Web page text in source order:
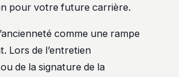
pour votre future carrière.
comme une rampe
Lors de l’entretien
de la signature de la